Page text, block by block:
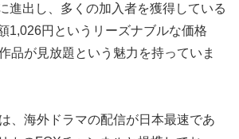
進出し、多くの加入者を獲得している
1,026円というリーズナブルな価格
品が見放題という魅力を持っていま
、海外ドラマの配信が日本最速であ